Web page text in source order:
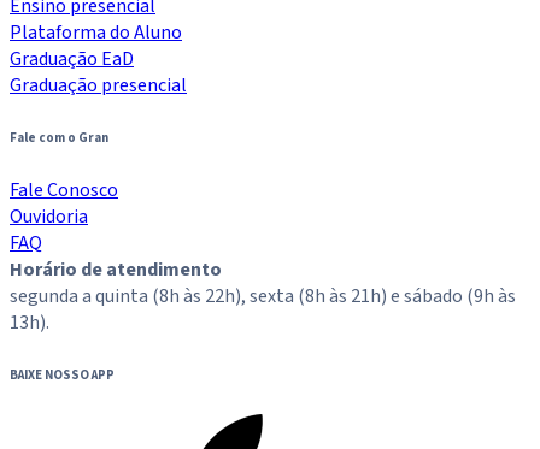
Ensino presencial
Plataforma do Aluno
Graduação EaD
Graduação presencial
Fale com o Gran
Fale Conosco
Ouvidoria
FAQ
Horário de atendimento
segunda a quinta (8h às 22h), sexta (8h às 21h) e sábado (9h às
13h).
BAIXE NOSSO APP